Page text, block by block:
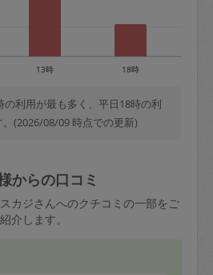
13時 18時
利用が最も多く、平日18時の利
(2026/08/09 時点での更新)
からの口コミ
カジさんへのクチコミの一部をご
紹介します。